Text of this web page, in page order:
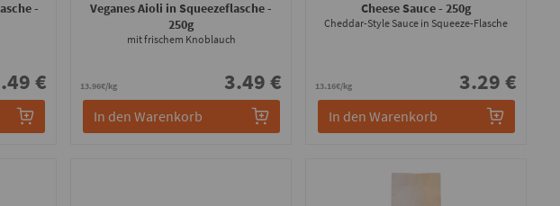
-
€
Veganes Aioli in Squeezeflasche-
250g
mit frischem Knoblauch
13.96€/kg 3.49 €
In den Warenkorb
Cheese Sauce- 250g
Cheddar-Style Sauce in Squeeze-Flasche
13.16€/kg 3.29 €
In den Warenkorb